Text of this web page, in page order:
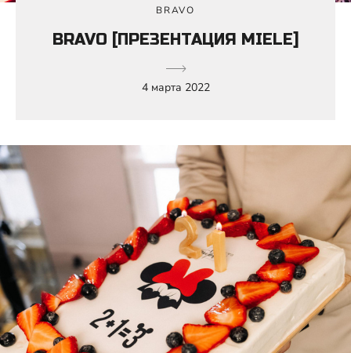
BRAVO
BRAVO [ПРЕЗЕНТАЦИЯ MIELE]
4 марта 2022